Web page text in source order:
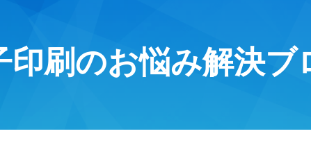
印刷のお悩み解決ブ